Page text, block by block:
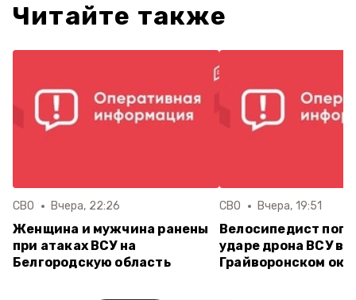
Читайте также
СВО Вчера, 22:26
Женщина и мужчина ранены
при атаках ВСУ на
Белгородскую область
СВО Вчера, 19:51
Велосипедист
ударе дрона ВСУ в
Грайворонском